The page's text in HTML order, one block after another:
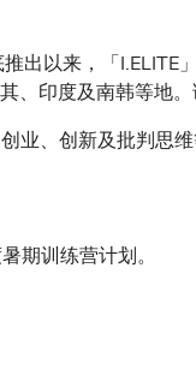
出以来，「I.ELITE
、印度及南韩等地。
业、创新及批判思维
期训练营计划。